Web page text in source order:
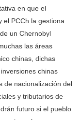
en que el
el PCCh la gestiona
un Chernobyl
las áreas
chinas, dichas
chinas
de nacionalización del
y tributarios de
futuro si el pueblo